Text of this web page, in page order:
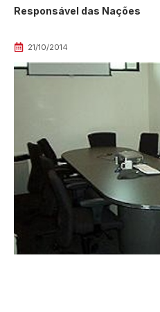
Responsável das Nações
21/10/2014